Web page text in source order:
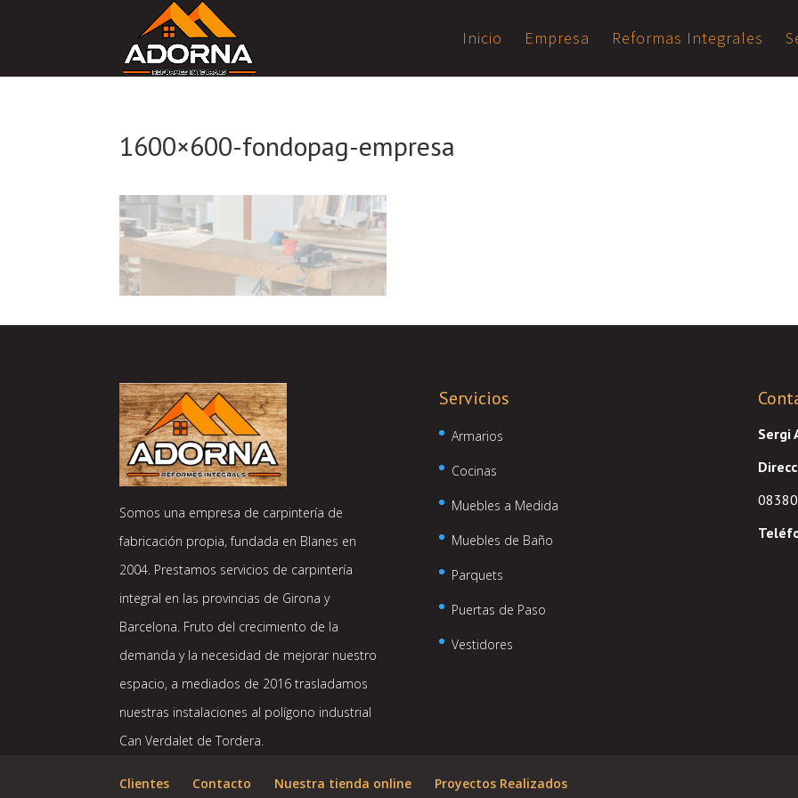
Inicio Empresa Reformas Integrales
1600×600-fondopag-empresa
Somos una empresa de carpintería de
fabricación propia, fundada en Blanes en
2004. Prestamos servicios de carpintería
integral en las provincias de Girona y
Barcelona. Fruto del crecimiento de la
demanda y la necesidad de mejorar nuestro
espacio, a mediados de 2016 trasladamos
nuestras instalaciones al polígono industrial
Can Verdalet de Tordera.
Servicios
Armarios
Cocinas
Muebles a Medida
Muebles de Baño
Parquets
Puertas de Paso
Vestidores
Sergi
Clientes Contacto Nuestra tienda online Proyectos Realizados